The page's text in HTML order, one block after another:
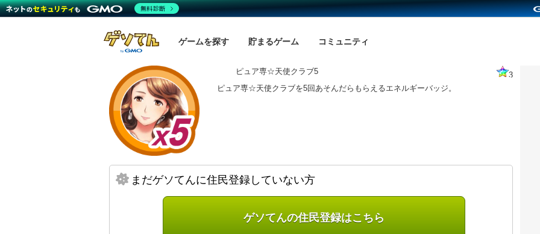
ゲームを探す 貯まるゲーム コミュニティ
ピュア専☆天使クラブ5
3
ピュア専☆天使クラブを5回あそんだらもらえるエネルギーバッジ。
まだゲソてんに住民登録していない方
ゲソてんの住民登録はこちら
無料診断